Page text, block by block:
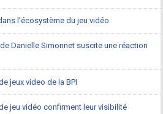
l'écosystème du jeu vidéo
Danielle Simonnet suscite une réaction
jeux video de la BPI
jeu vidéo confirment leur visibilité